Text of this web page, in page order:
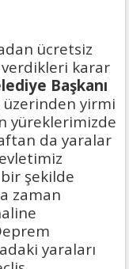
ücretsiz
verdikleri karar
Başkanı
üzerinden yirmi
yüreklerimizde
da yaralar
şekilde
zaman
yaraları